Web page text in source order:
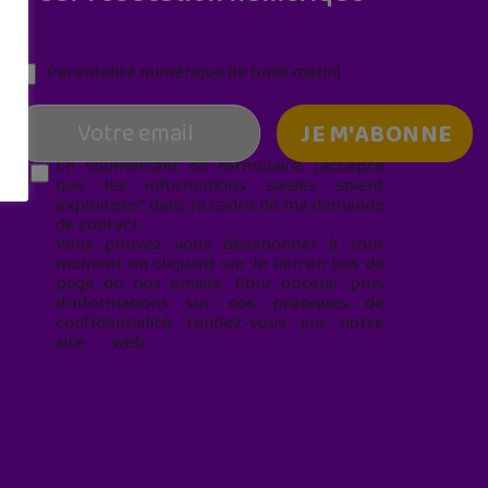
Parentalité numérique (le lundi matin)
En soumettant ce formulaire, j’accepte
que les informations saisies soient
exploitées* dans le cadre de ma demande
de contact.
Vous pouvez vous désabonner à tout
moment en cliquant sur le lien en bas de
page de nos emails. Pour obtenir plus
d'informations sur nos pratiques de
confidentialité, rendez-vous sur notre
site web